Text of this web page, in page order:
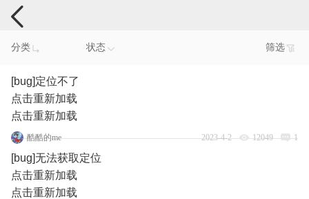
手机反馈
分类 状态 筛选
[bug]定位不了
点击重新加载
点击重新加载
酷酷的me 2023-4-2 12049 1
[bug]无法获取定位
点击重新加载
点击重新加载